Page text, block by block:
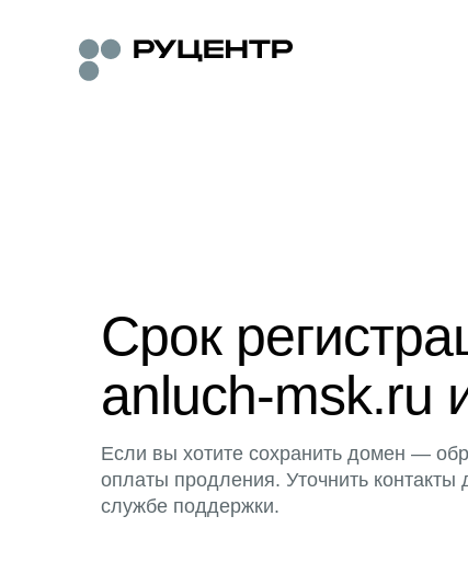
Срок
anluch-msk.ru
Если вы хотите сохранить домен —
оплаты продления. Уточнить
службе поддержки.